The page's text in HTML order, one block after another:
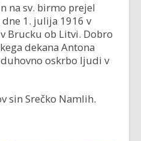
na sv. birmo prejel
1. julija 1916 v
Brucku ob Litvi. Dobro
dekana Antona
oskrbo ljudi v
sin Srečko Namlih.